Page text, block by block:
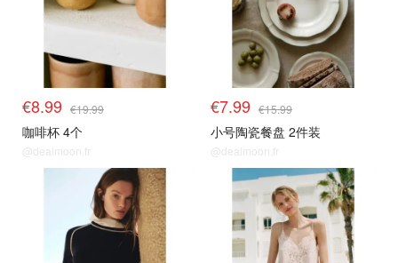
€8.99 €19.99
咖啡杯 4个
@dealmoon.fr
€7.99 €15.99
小号陶瓷餐盘 2件装
@dealmoon.fr